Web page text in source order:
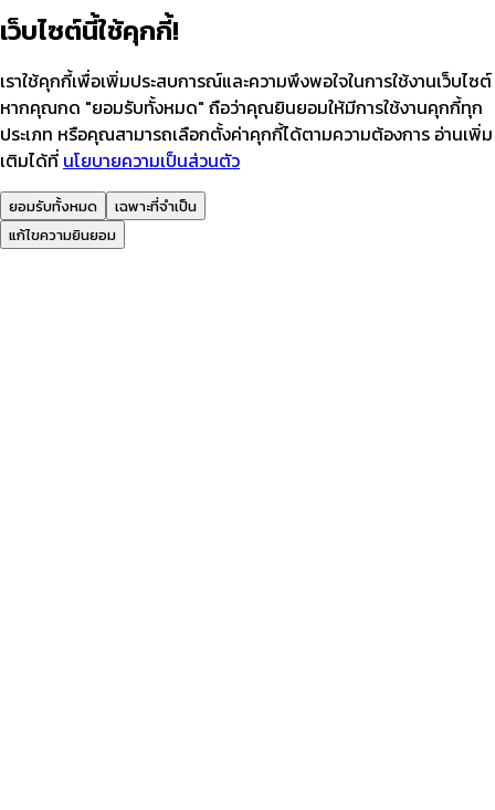
เว็บไซต์นี้ใช้คุกกี้!
เราใช้คุกกี้เพื่อเพิ่มประสบการณ์และความพึงพอใจในการใช้งานเว็บไซต์
หากคุณกด "ยอมรับทั้งหมด" ถือว่าคุณยินยอมให้มีการใช้งานคุกกี้ทุก
ประเภท หรือคุณสามารถเลือกตั้งค่าคุกกี้ได้ตามความต้องการ อ่านเพิ่ม
เติมได้ที่ นโยบายความเป็นส่วนตัว
ยอมรับทั้งหมด
เฉพาะที่จำเป็น
แก้ไขความยินยอม